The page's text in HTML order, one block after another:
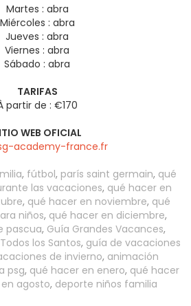
Martes : abra
Miércoles : abra
Jueves : abra
Viernes : abra
Sábado : abra
TARIFAS
partir de : €170
WEB OFICIAL
academy-france.fr
, fútbol, parís saint germain, qué
las vacaciones, qué hacer en
, qué hacer en noviembre, qué
niños, qué hacer en diciembre,
pascua, Guía Grandes Vacances,
los Santos, guía de vacaciones
de invierno, animación
psg, qué hacer en enero, qué hacer
agosto, deporte niños familia